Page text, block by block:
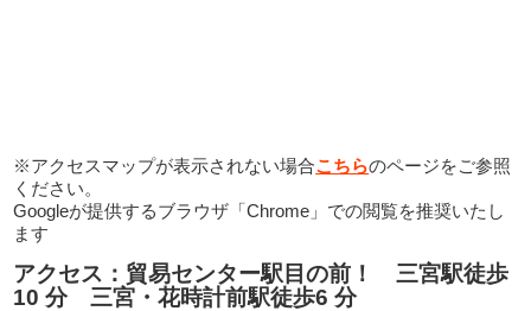
※アクセスマップが表示されない場合こちらのページをご参照
ください。
Googleが提供するブラウザ「Chrome」での閲覧を推奨いたし
ます
アクセス：貿易センター駅目の前！ 三宮駅徒歩
10 分 三宮・花時計前駅徒歩6 分